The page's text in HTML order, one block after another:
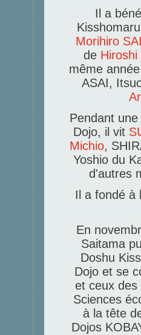
Il a
Morihiro
deHiroshi
même
ASAI,
Pendant
Dojo, il vit
Michio,
Yoshio du
d'autres
Il a fondé à
En
Saitama
Doshu
Dojo et se
et ceux des
Sciences
à la tête
Dojos